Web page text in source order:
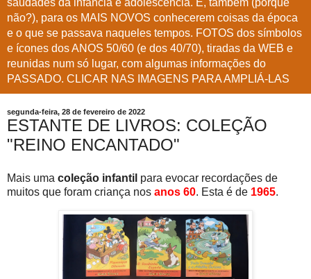
saudades da infância e adolescência. E, também (porque
não?), para os MAIS NOVOS conhecerem coisas da época
e o que se passava naqueles tempos. FOTOS dos símbolos
e ícones dos ANOS 50/60 (e dos 40/70), tiradas da WEB e
reunidas num só lugar, com algumas informações do
PASSADO. CLICAR NAS IMAGENS PARA AMPLIÁ-LAS
segunda-feira, 28 de fevereiro de 2022
ESTANTE DE LIVROS: COLEÇÃO
"REINO ENCANTADO"
Mais uma coleção infantil para evocar recordações de
muitos que foram criança nos anos 60. Esta é de 1965.